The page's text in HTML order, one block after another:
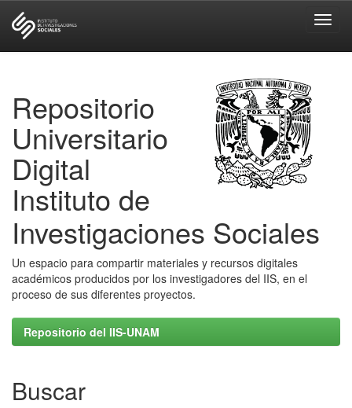
Repositorio
Universitario
Digital
Instituto de
Investigaciones Sociales
Un espacio para compartir materiales y recursos digitales
académicos producidos por los investigadores del IIS, en el
proceso de sus diferentes proyectos.
Repositorio del IIS-UNAM
Buscar